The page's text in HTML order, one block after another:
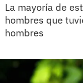
La mayoría de
hombres que
hombres